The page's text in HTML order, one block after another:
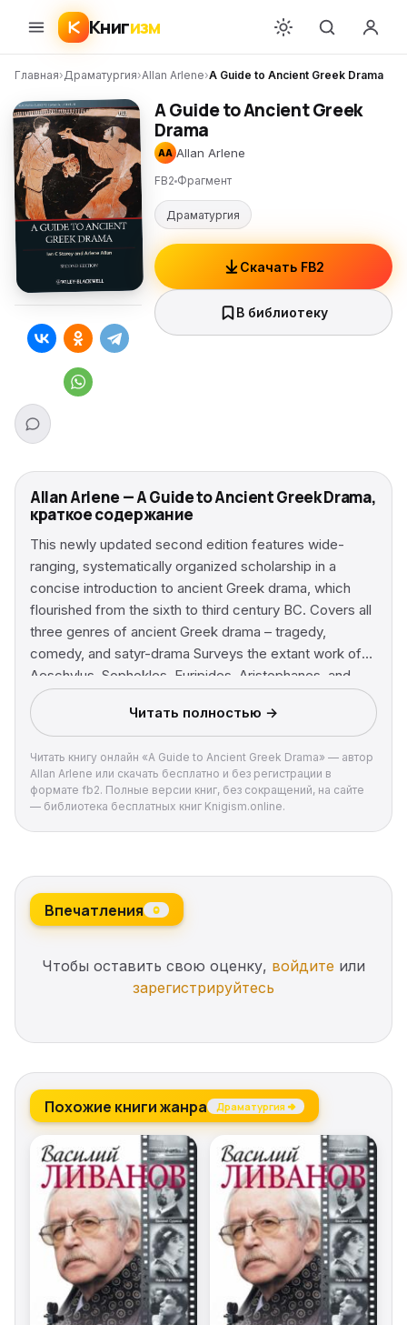
Книгизм
Главная›Драматургия›Allan Arlene›A Guide to Ancient Greek Drama
A Guide to Ancient Greek
Drama
AA Allan Arlene
FB2 Фрагмент
Драматургия
Скачать FB2
В библиотеку
Allan Arlene — A Guide to Ancient Greek Drama,
краткое содержание
This newly updated second edition features wide-
ranging, systematically organized scholarship in a
concise introduction to ancient Greek drama, which
flourished from the sixth to third century BC. Covers all
three genres of ancient Greek drama – tragedy,
comedy, and satyr-drama Surveys the extant work of
Aeschylus, Sophokles, Euripides, Aristophanes, and
Menander, and includes entries on ‘lost’ playwrights
Examines contextual issues such as the origins of
dramatic art forms; the conventions of the festivals and
the theater; drama’s relationship with the worship of
Dionysos; political dimensions of drama; and how to
read and watch Greek drama Includes single-page
synopses of every surviving ancient Greek play
Читать полностью →
Читать книгу онлайн «A Guide to Ancient Greek Drama» — автор
Allan Arlene или скачать бесплатно и без регистрации в
формате fb2. Полные версии книг, без сокращений, на сайте
— библиотека бесплатных книг Knigism.online.
Впечатления 0
Чтобы оставить свою оценку, войдите или
зарегистрируйтесь
Похожие книги жанра Драматургия →